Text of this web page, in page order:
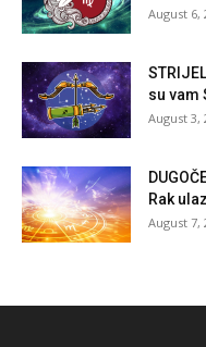
August 6,
su vam
August 3,
Rak
August 7,